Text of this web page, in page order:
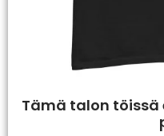
Tämä talon töissä